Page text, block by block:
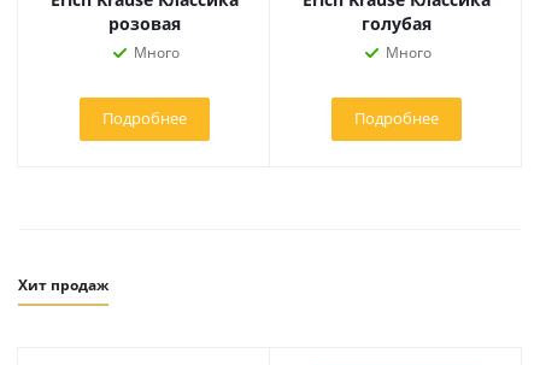
розовая
Много
Подробнее
голубая
Много
Подробнее
Хит продаж